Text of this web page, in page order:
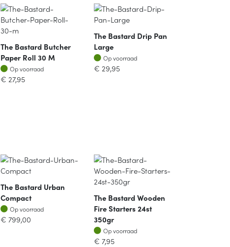
The Bastard Butcher
Paper Roll 30 M
Op voorraad
Op voorraad
€ 27,95
The Bastard Drip Pan
Large
Op voorraad
Op voorraad
€ 29,95
The Bastard Urban
Compact
Op voorraad
Op voorraad
€ 799,00
The Bastard Wooden
Fire Starters 24st
350gr
Op voorraad
Op voorraad
€ 7,95